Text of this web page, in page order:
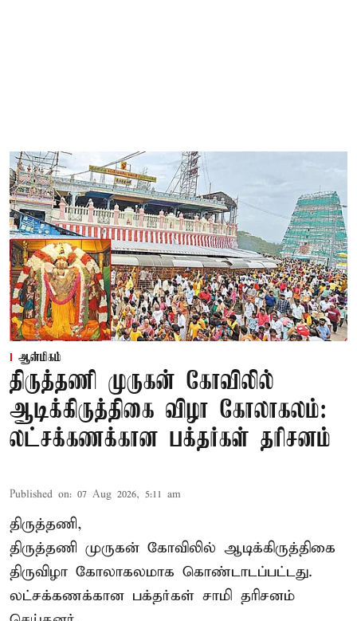
ஆன்மிகம்
திருத்தணி முருகன் கோவிலில்
ஆடிக்கிருத்திகை விழா கோலாகலம்:
லட்சக்கணக்கான பக்தர்கள் தரிசனம்
Published on: 07 Aug 2026, 5:11 am
திருத்தணி,
திருத்தணி முருகன் கோவிலில் ஆடிக்கிருத்திகை
திருவிழா கோலாகலமாக கொண்டாடப்பட்டது.
லட்சக்கணக்கான பக்தர்கள் சாமி தரிசனம்